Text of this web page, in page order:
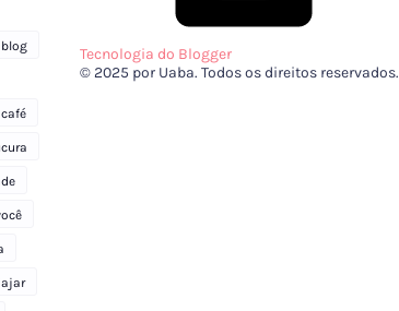
blog
café
Tecnologia do Blogger
© 2025 por Uaba. Todos os direitos reservados.